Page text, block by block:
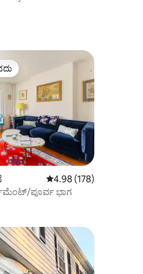
5 ರಲ್ಲಿ 4.98 ಸರಾಸರಿ
4.98 (178)
ಪೂರ್ವ ಭಾಗ